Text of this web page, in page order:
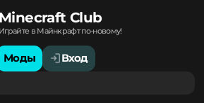
Minecraft Club
Играйте в Майнкрафт по-новому!
Моды Вход